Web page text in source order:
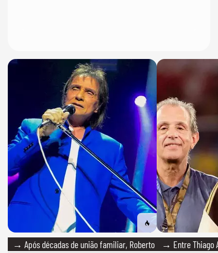
→ Após décadas de união familiar, Roberto
→ Entre Thiago